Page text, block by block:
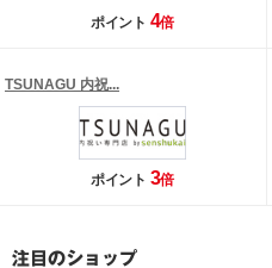
ポイント 4倍
TSUNAGU 内祝...
ポイント 3倍